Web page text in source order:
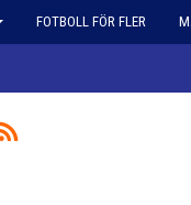
FOTBOLL FÖR FLER